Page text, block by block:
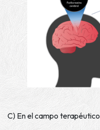
C) En el campo